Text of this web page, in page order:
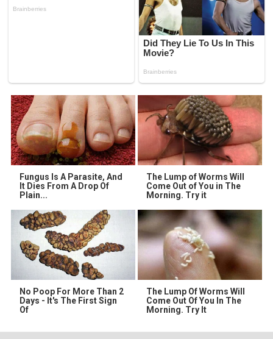
Fungus Is A Parasite, And
It Dies From A Drop Of
Plain...
The Lump of Worms Will
Come Out of You in The
Morning. Try it
No Poop For More Than 2
Days - It's The First Sign
Of
The Lump Of Worms Will
Come Out Of You In The
Morning. Try It